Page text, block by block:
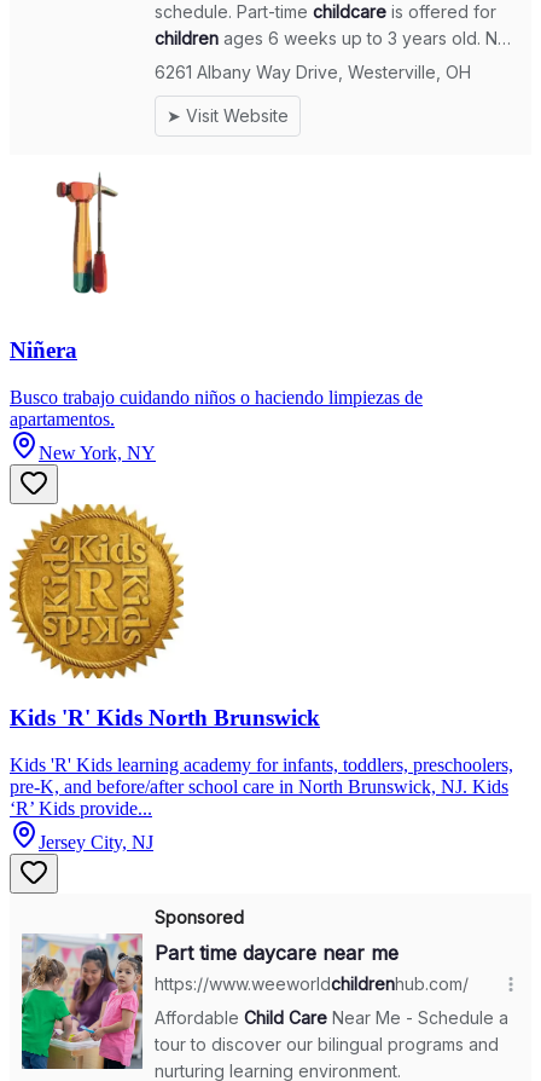
Niñera
Busco trabajo cuidando niños o haciendo limpiezas de
apartamentos.
New York, NY
Kids 'R' Kids North Brunswick
Kids 'R' Kids learning academy for infants, toddlers, preschoolers,
pre-K, and before/after school care in North Brunswick, NJ. Kids
‘R’ Kids provide...
Jersey City, NJ